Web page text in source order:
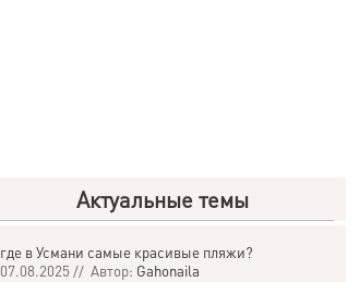
Актуальные темы
где в Усмани самые красивые пляжи?
07.08.2025 // Автор: Gahonaila